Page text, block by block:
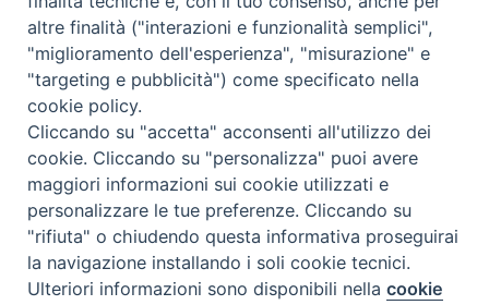
Diocesi di Melfi Rapolla Venosa
• Largo Duomo, 12 - 85025 MELFI (PZ) •
Tel. 0972238604
PEC ufficiale della Diocesi:
diocesi.melfi_rapolla_venosa@legalmail.it
Preferenze Cookie
altre finalità ("interazioni e funzionalità semplici",
"miglioramento dell'esperienza", "misurazione" e
"targeting e pubblicità") come specificato nella
cookie policy.
Cliccando su "accetta" acconsenti all'utilizzo dei
cookie. Cliccando su "personalizza" puoi avere
maggiori informazioni sui cookie utilizzati e
personalizzare le tue preferenze. Cliccando su
"rifiuta" o chiudendo questa informativa proseguirai
la navigazione installando i soli cookie tecnici.
Ulteriori informazioni sono disponibili nellacookie